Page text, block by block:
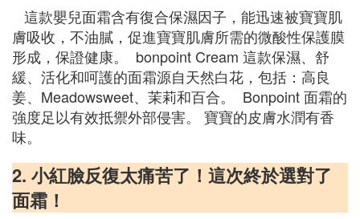
這款嬰兒面霜含有復合保濕因子，能迅速被寶寶肌
膚吸收，不油膩，促進寶寶肌膚所需的微酸性保護膜
形成，保證健康。 bonpoint Cream 這款保濕、舒
緩、活化和呵護的面霜源自天然白花，包括：高良
姜、Meadowsweet、茉莉和百合。 Bonpoint 面霜的
強度足以有效抵禦外部侵害。 寶寶的皮膚水潤有香
味。
2. 小紅臉反復太痛苦了！這次終於選對了
面霜！